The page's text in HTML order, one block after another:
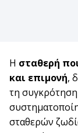
Η σταθερή
και επιμονή,
τη
σταθερών